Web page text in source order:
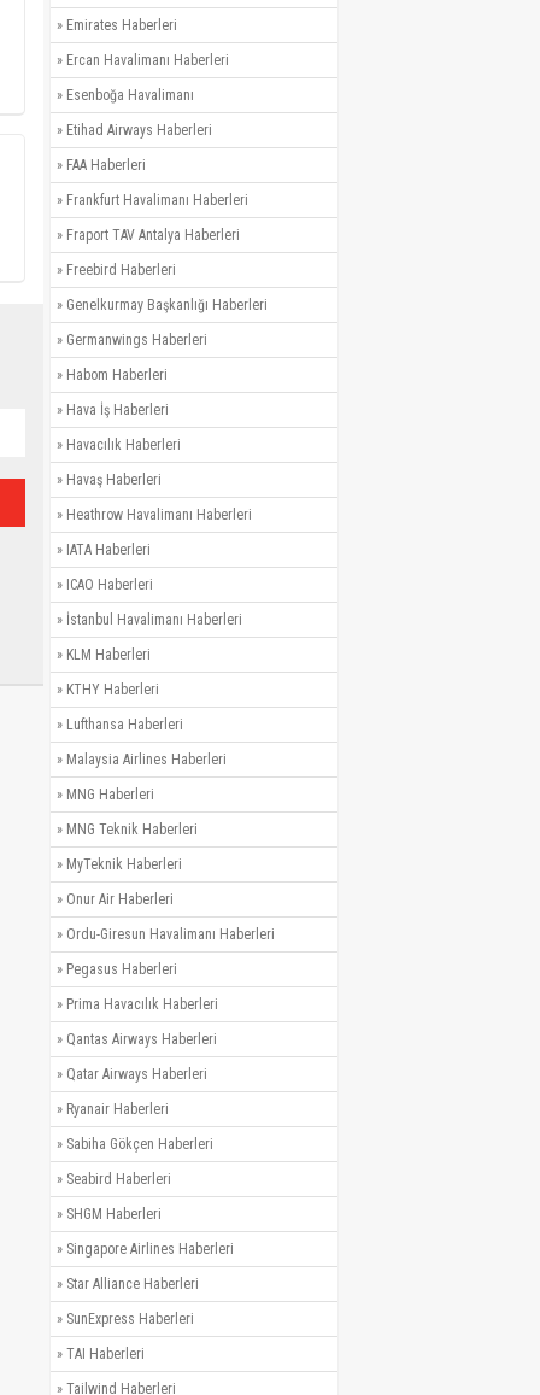
» Emirates Haberleri
» Ercan Havalimanı Haberleri
» Esenboğa Havalimanı
» Etihad Airways Haberleri
» FAA Haberleri
» Frankfurt Havalimanı Haberleri
» Fraport TAV Antalya Haberleri
» Freebird Haberleri
» Genelkurmay Başkanlığı Haberleri
» Germanwings Haberleri
» Habom Haberleri
» Hava İş Haberleri
» Havacılık Haberleri
» Havaş Haberleri
» Heathrow Havalimanı Haberleri
» IATA Haberleri
» ICAO Haberleri
» İstanbul Havalimanı Haberleri
» KLM Haberleri
» KTHY Haberleri
» Lufthansa Haberleri
» Malaysia Airlines Haberleri
» MNG Haberleri
» MNG Teknik Haberleri
» MyTeknik Haberleri
» Onur Air Haberleri
» Ordu-Giresun Havalimanı Haberleri
» Pegasus Haberleri
» Prima Havacılık Haberleri
» Qantas Airways Haberleri
» Qatar Airways Haberleri
» Ryanair Haberleri
» Sabiha Gökçen Haberleri
» Seabird Haberleri
» SHGM Haberleri
» Singapore Airlines Haberleri
» Star Alliance Haberleri
» SunExpress Haberleri
» TAI Haberleri
» Tailwind Haberleri